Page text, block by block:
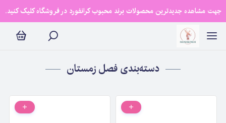
جهت مشاهده جدیدترین محصولات برند محبوب کرانفورد در فروشگاه کلیک کنید.
دسته‌بندی فصل زمستان